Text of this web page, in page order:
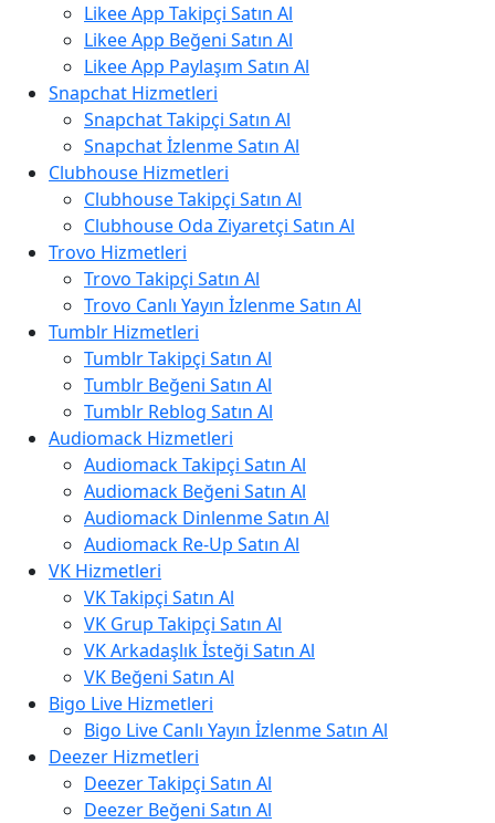
Likee App Takipçi Satın Al
Likee App Beğeni Satın Al
Likee App Paylaşım Satın Al
Snapchat Hizmetleri
Snapchat Takipçi Satın Al
Snapchat İzlenme Satın Al
Clubhouse Hizmetleri
Clubhouse Takipçi Satın Al
Clubhouse Oda Ziyaretçi Satın Al
Trovo Hizmetleri
Trovo Takipçi Satın Al
Trovo Canlı Yayın İzlenme Satın Al
Tumblr Hizmetleri
Tumblr Takipçi Satın Al
Tumblr Beğeni Satın Al
Tumblr Reblog Satın Al
Audiomack Hizmetleri
Audiomack Takipçi Satın Al
Audiomack Beğeni Satın Al
Audiomack Dinlenme Satın Al
Audiomack Re-Up Satın Al
VK Hizmetleri
VK Takipçi Satın Al
VK Grup Takipçi Satın Al
VK Arkadaşlık İsteği Satın Al
VK Beğeni Satın Al
Bigo Live Hizmetleri
Bigo Live Canlı Yayın İzlenme Satın Al
Deezer Hizmetleri
Deezer Takipçi Satın Al
Deezer Beğeni Satın Al